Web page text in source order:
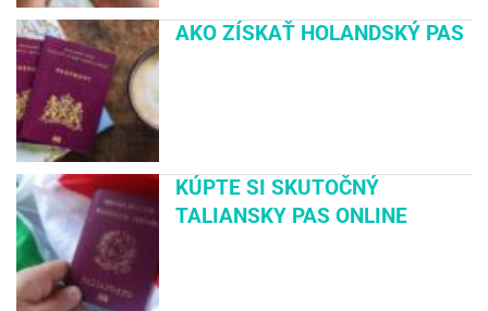
AKO ZÍSKAŤ HOLANDSKÝ PAS
KÚPTE SI SKUTOČNÝ
TALIANSKY PAS ONLINE